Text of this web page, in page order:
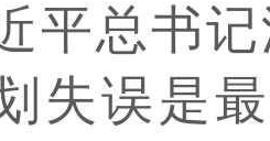
总书记
失误是